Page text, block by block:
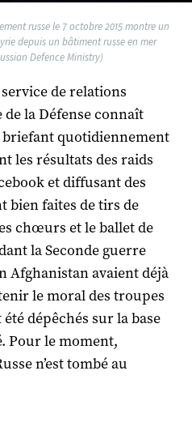
russe le 7 octobre 2015 montre un
depuis un bâtiment russe en mer
Defence Ministry)
de relations
la Défense connaît
briefant quotidiennement
les résultats des raids
et diffusant des
bien faites de tirs de
chœurs et le ballet de
la Seconde guerre
Afghanistan avaient déjà
le moral des troupes
dépêchés sur la base
Pour le moment,
n’est tombé au